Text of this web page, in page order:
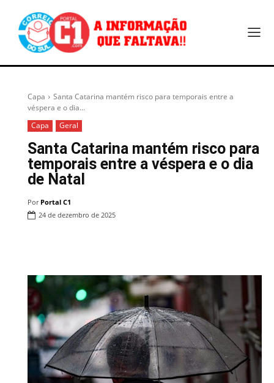
Capa
Santa Catarina mantém risco para temporais entre a
véspera e o dia...
Capa
Geral
Santa Catarina mantém risco para
temporais entre a véspera e o dia
de Natal
Por Portal C1
24 de dezembro de 2025